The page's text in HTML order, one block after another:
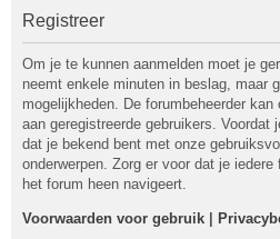
Registreer
Om je te kunnen aanmelden moet je
neemt enkele minuten in beslag, maar
mogelijkheden. De forumbeheerder
aan geregistreerde gebruikers. Voordat
dat je bekend bent met onze
onderwerpen. Zorg er voor dat je
het forum heen navigeert.
Voorwaarden voor gebruik